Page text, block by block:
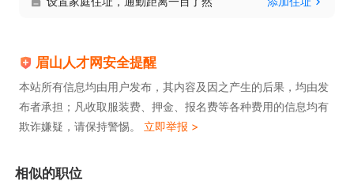
眉山人才网安全提醒
本站所有信息均由用户发布，其内容及因之产生的后果，均由发
布者承担；凡收取服装费、押金、报名费等各种费用的信息均有
欺诈嫌疑，请保持警惕。 立即举报 >
相似的职位